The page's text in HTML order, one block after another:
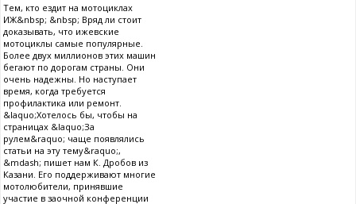
Тем, кто ездит на мотоциклах
ИЖ&nbsp; &nbsp; Вряд ли стоит
доказывать, что ижевские
мотоциклы самые популярные.
Более двух миллионов этих машин
бегают по дорогам страны. Они
очень надежны. Но наступает
время, когда требуется
профилактика или ремонт.
&laquo;Хотелось бы, чтобы на
страницах &laquo;За
рулем&raquo; чаще появлялись
статьи на эту тему&raquo;,
&mdash; пишет нам К. Дробов из
Казани. Его поддерживают многие
мотолюбители, принявшие
участие в заочной конференции